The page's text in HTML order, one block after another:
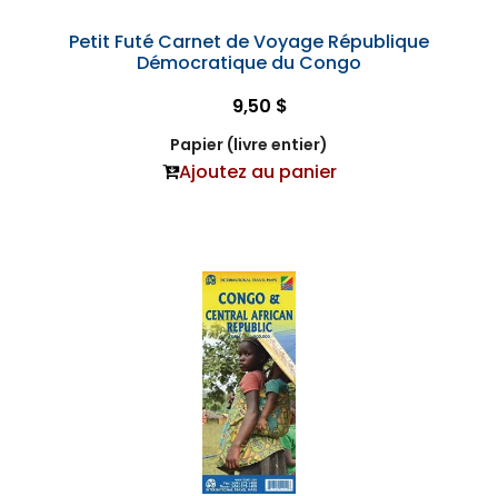
Petit Futé Carnet de Voyage République
Démocratique du Congo
9,50 $
Papier (livre entier)
Ajoutez au panier